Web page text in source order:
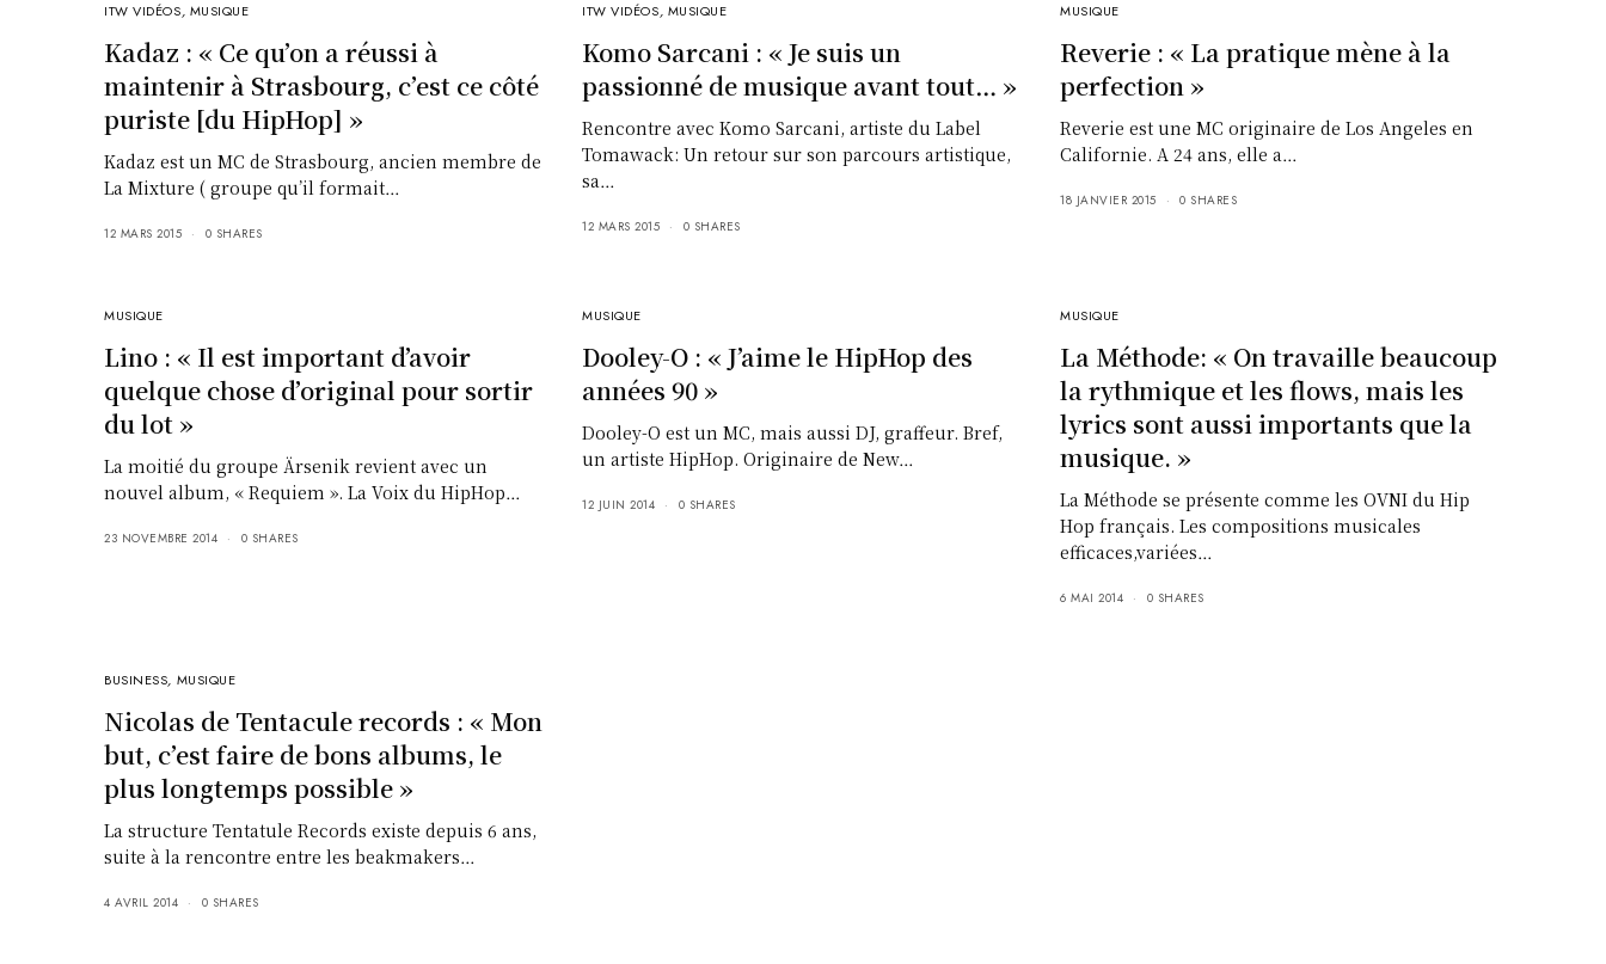
ITW VIDÉOS, MUSIQUE
Kadaz : « Ce qu’on a réussi à
maintenir à Strasbourg, c’est ce côté
puriste [du HipHop] »
Kadaz est un MC de Strasbourg, ancien membre de
La Mixture ( groupe qu’il formait…
12 MARS 2015 0 SHARES
ITW VIDÉOS, MUSIQUE
Komo Sarcani : « Je suis un
passionné de musique avant tout… »
Rencontre avec Komo Sarcani, artiste du Label
Tomawack: Un retour sur son parcours artistique,
sa…
12 MARS 2015 0 SHARES
MUSIQUE
Reverie : « La pratique mène à la
perfection »
Reverie est une MC originaire de Los Angeles en
Californie. A 24 ans, elle a…
18 JANVIER 2015 0 SHARES
MUSIQUE
Lino : « Il est important d’avoir
quelque chose d’original pour sortir
du lot »
La moitié du groupe Ärsenik revient avec un
nouvel album, « Requiem ». La Voix du HipHop…
23 NOVEMBRE 2014 0 SHARES
MUSIQUE
Dooley-O : « J’aime le HipHop des
années 90 »
Dooley-O est un MC, mais aussi DJ, graffeur. Bref,
un artiste HipHop. Originaire de New…
12 JUIN 2014 0 SHARES
MUSIQUE
La Méthode: « On travaille beaucoup
la rythmique et les flows, mais les
lyrics sont aussi importants que la
musique. »
La Méthode se présente comme les OVNI du Hip
Hop français. Les compositions musicales
efficaces,variées…
6 MAI 2014 0 SHARES
BUSINESS, MUSIQUE
Nicolas de Tentacule records : « Mon
but, c’est faire de bons albums, le
plus longtemps possible »
La structure Tentatule Records existe depuis 6 ans,
suite à la rencontre entre les beakmakers…
4 AVRIL 2014 0 SHARES